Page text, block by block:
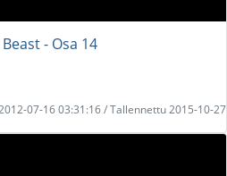
- Osa 14
07-16 03:31:16 / Tallennettu 2015-10-27